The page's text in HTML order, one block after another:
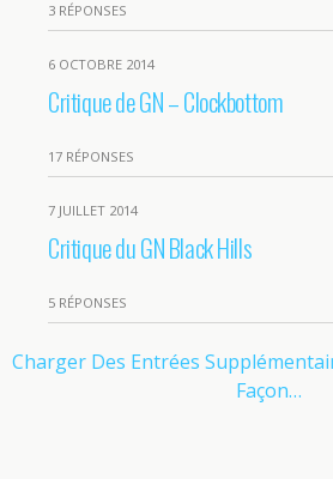
3 RÉPONSES
6 OCTOBRE 2014
Critique de GN – Clockbottom
17 RÉPONSES
7 JUILLET 2014
Critique du GN Black Hills
5 RÉPONSES
Charger Des Entrées
Façon…